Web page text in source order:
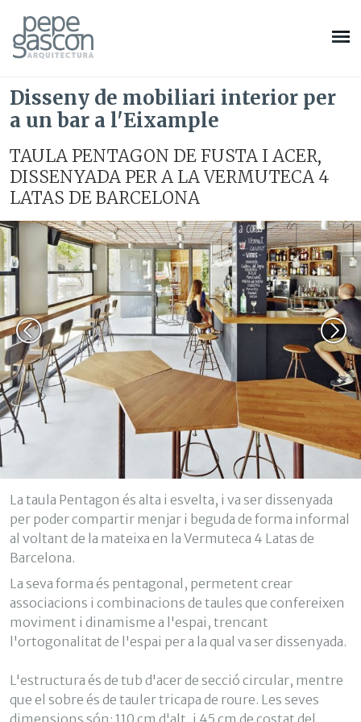
Disseny de mobiliari interior per
a un bar a l'Eixample
TAULA PENTAGON DE FUSTA I ACER,
DISSENYADA PER A LA VERMUTECA 4
LATAS DE BARCELONA
La taula Pentagon és alta i esvelta, i va ser dissenyada
per poder compartir menjar i beguda de forma informal
al voltant de la mateixa en la Vermuteca 4 Latas de
Barcelona.
La seva forma és pentagonal, permetent crear
associacions i combinacions de taules que confereixen
moviment i dinamisme a l'espai, trencant
l'ortogonalitat de l'espai per a la qual va ser dissenyada.
L'estructura és de tub d'acer de secció circular, mentre
que el sobre és de tauler tricapa de roure. Les seves
Modificar cookies
Tècniques i funcionals
Sempre activades
Aquest lloc web utilitza cookies pròpies per recopilar
informació amb la finalitat de millorar els nostres serveis.
Si continua navegant, suposa l'acceptació de la instal·lació
de les mateixes. L'usuari té la possibilitat de configurar el
instal·lades al disc dur, encara que haurà de tenir en
compte que aquesta acció podrà ocasionar dificultats de
navegació de la pàgina web.
Analítiques i personalització
Permeten fer el seguiment i l'anàlisi del comportament
dels usuaris d'aquest lloc web. La informació recollida
mitjançant aquest tipus de cookies s'utilitza en el
mesurament de l'activitat del web per a l'elaboració de
perfils de navegació dels usuaris per introduir millores en
servei. Permeten desar la informació de preferència de
l'usuari per millorar la qualitat dels nostres serveis i oferir
una millor experiència a través de productes recomanats.